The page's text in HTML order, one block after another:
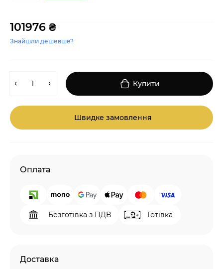
101976 ₴
Знайшли дешевше?
Купити
Швидке замовлення
Оплата
Безготівка з ПДВ Готівка
Доставка